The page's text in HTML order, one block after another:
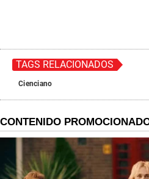
TAGS RELACIONADOS
Cienciano